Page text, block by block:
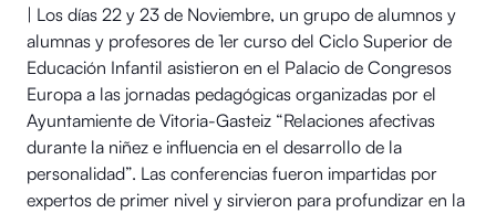
| Los días 22 y 23 de Noviembre, un grupo de alumnos y
alumnas y profesores de 1er curso del Ciclo Superior de
Educación Infantil asistieron en el Palacio de Congresos
Europa a las jornadas pedagógicas organizadas por el
Ayuntamiente de Vitoria-Gasteiz “Relaciones afectivas
durante la niñez e influencia en el desarrollo de la
personalidad”. Las conferencias fueron impartidas por
expertos de primer nivel y sirvieron para profundizar en la